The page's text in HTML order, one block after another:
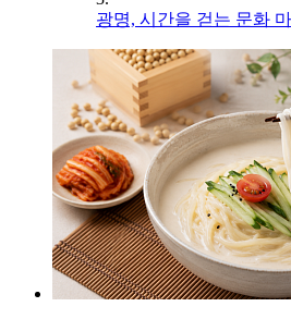
광명, 시간을 걷는 문화